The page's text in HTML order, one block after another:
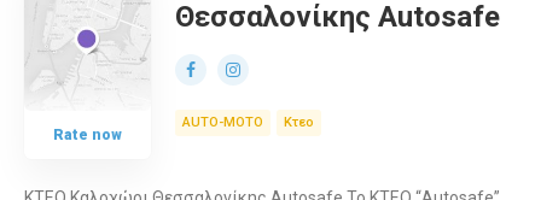
Rate now
Θεσσαλονίκης Autosafe
AUTO-MOTO Κτεο